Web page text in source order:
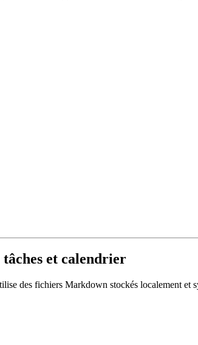
et calendrier
des fichiers Markdown stockés localement et